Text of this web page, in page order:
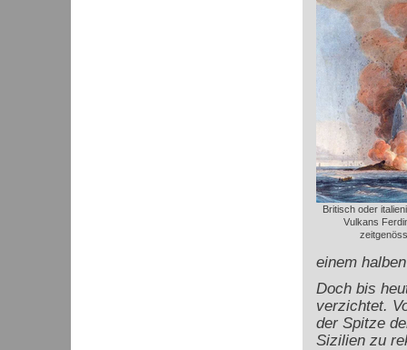
Britisch oder
Vulkans
einem
Doch bis
verzichtet.
der Spitze
Sizilien zu